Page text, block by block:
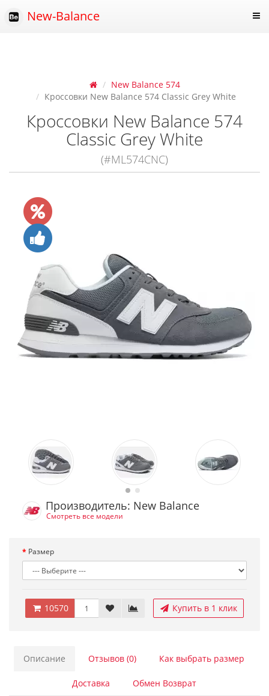
New-Balance
New Balance 574
Кроссовки New Balance 574 Classic Grey White
Кроссовки New Balance 574
Classic Grey White
(#ML574CNC)
Производитель: New Balance
Смотреть все модели
Размер
10570 Купить в 1 клик
Описание Отзывов (0) Как выбрать размер
Доставка Обмен Возврат